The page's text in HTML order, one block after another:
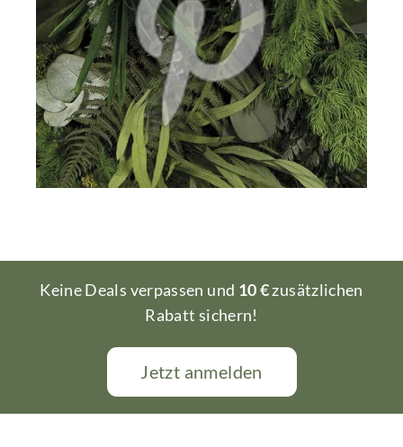
Keine Deals verpassen und 10 €zusätzlichen
Rabatt sichern!
Jetzt anmelden